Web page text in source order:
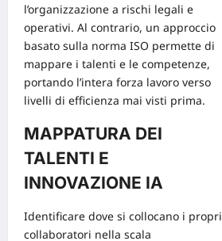
l’organizzazione a rischi legali e
operativi. Al contrario, un approccio
basato sulla norma ISO permette di
mappare i talenti e le competenze,
portando l’intera forza lavoro verso
livelli di efficienza mai visti prima.
MAPPATURA DEI
TALENTI E
INNOVAZIONE IA
Identificare dove si collocano i propri
collaboratori nella scala